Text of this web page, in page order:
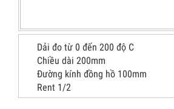
Dải đo từ 0 đến 200 độ C
Chiều dài 200mm
Đường kính đồng hồ 100mm
Rent 1/2